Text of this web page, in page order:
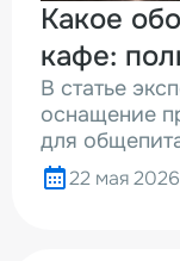
Какое
кафе:
В статье
оснащение
для
22 мая 2026